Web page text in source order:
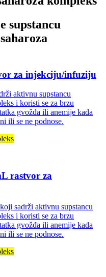
supstancu
za injekciju/infuziju
aktivnu supstancu
i koristi se za brzu
gvožđa ili anemije kada
ili se ne podnose.
rastvor za
sadrži aktivnu supstancu
i koristi se za brzu
gvožđa ili anemije kada
ili se ne podnose.